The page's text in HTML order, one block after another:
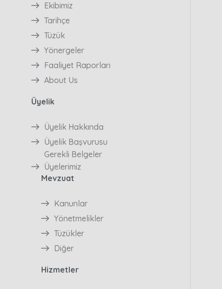
Ekibimiz
Tarihçe
Tüzük
Yönergeler
Faaliyet Raporları
About Us
Üyelik
Üyelik Hakkında
Üyelik Başvurusu
Gerekli Belgeler
Üyelerimiz
Mevzuat
Kanunlar
Yönetmelikler
Tüzükler
Diğer
Hizmetler